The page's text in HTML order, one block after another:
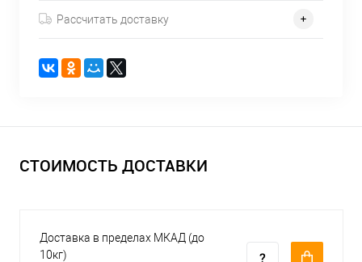
Рассчитать доставку
СТОИМОСТЬ ДОСТАВКИ
Доставка в пределах МКАД (до
10кг)